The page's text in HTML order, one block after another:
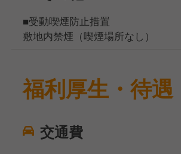
■受動喫煙防止措置
敷地内禁煙（喫煙場所なし）
福利厚生・待遇
交通費